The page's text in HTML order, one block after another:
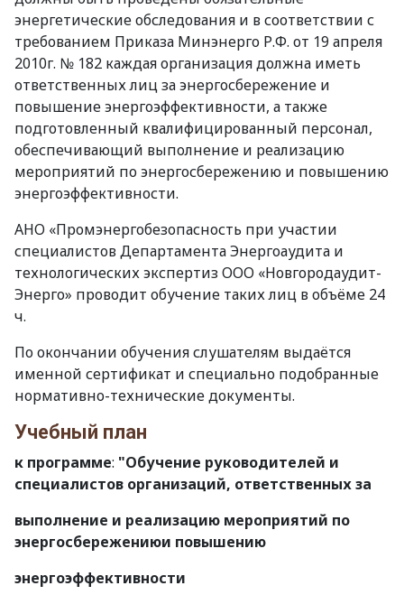
энергетические обследования и в соответствии с
требованием Приказа Минэнерго Р.Ф. от 19 апреля
2010г. № 182 каждая организация должна иметь
ответственных лиц за энергосбережение и
повышение энергоэффективности, а также
подготовленный квалифицированный персонал,
обеспечивающий выполнение и реализацию
мероприятий по энергосбережению и повышению
энергоэффективности.
АНО «Промэнергобезопасность при участии
специалистов Департамента Энергоаудита и
технологических экспертиз ООО «Новгородаудит-
Энерго» проводит обучение таких лиц в объёме 24
ч.
По окончании обучения слушателям выдаётся
именной сертификат и специально подобранные
нормативно-технические документы.
Учебный план
к программе: "Обучение руководителей и
специалистов организаций, ответственных за
выполнение и реализацию мероприятий по
энергосбережениюи повышению
энергоэффективности